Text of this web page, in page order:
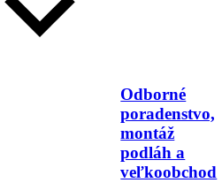
Odborné
poradenstvo,
montáž
podláh a
veľkoobchod